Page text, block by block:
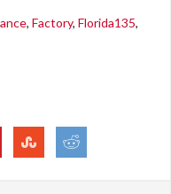
, Factory, Florida135,